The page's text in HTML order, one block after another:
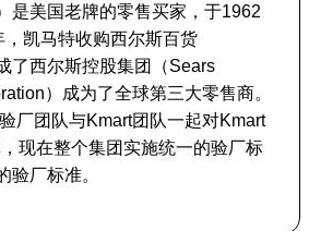
是美国老牌的零售买家，于1962
凯马特收购西尔斯百货
了西尔斯控股集团（Sears
）成为了全球第三大零售商。
厂团队与Kmart团队一起对Kmart
现在整个集团实施统一的验厂标
验厂标准。